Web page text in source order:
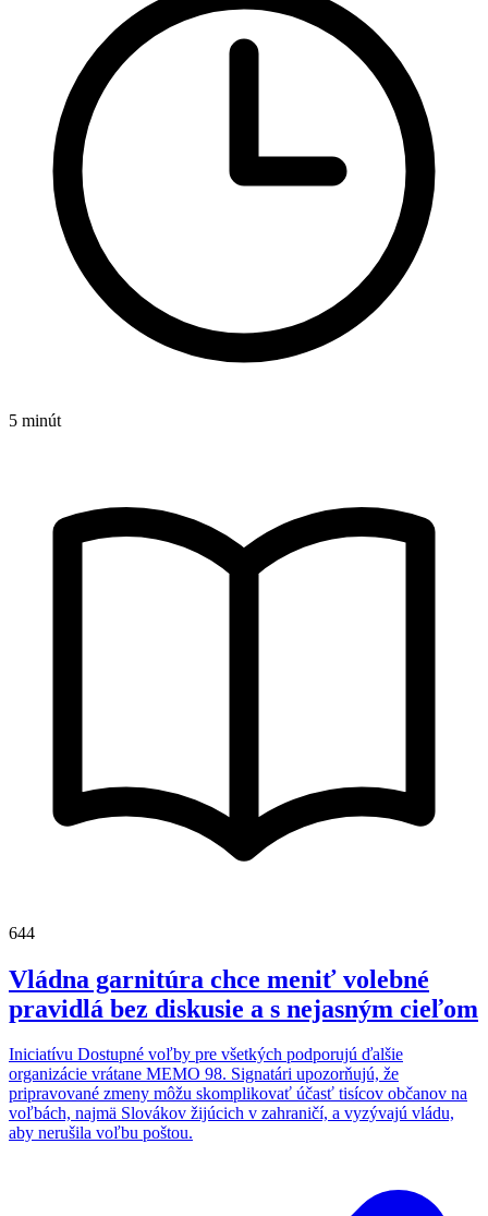
5 minút
644
Vládna garnitúra chce meniť volebné
pravidlá bez diskusie a s nejasným cieľom
Iniciatívu Dostupné voľby pre všetkých podporujú ďalšie
organizácie vrátane MEMO 98. Signatári upozorňujú, že
pripravované zmeny môžu skomplikovať účasť tisícov občanov na
voľbách, najmä Slovákov žijúcich v zahraničí, a vyzývajú vládu,
aby nerušila voľbu poštou.